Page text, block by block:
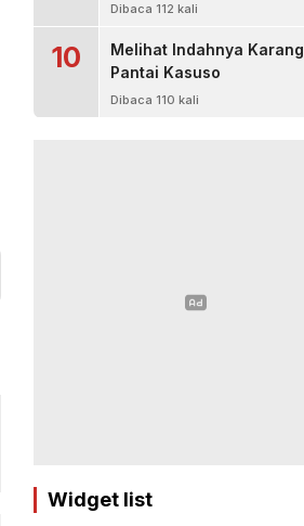
Dibaca 112 kali
10
Melihat Indahnya Karang
Pantai Kasuso
Dibaca 110 kali
Widget list